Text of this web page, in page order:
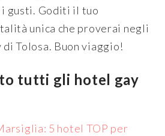
gusti. Goditi il tuo
unica che proverai negli
Tolosa. Buon viaggio!
tutti gli hotel gay
5 hotel TOP per